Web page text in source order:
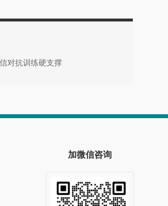
对抗训练硬支撑
加微信咨询